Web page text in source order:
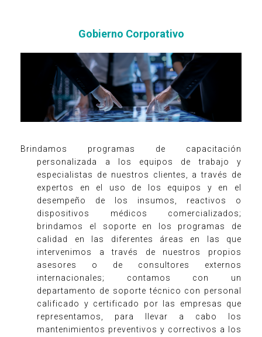
Gobierno Corporativo
Brindamos programas de capacitación
personalizada a los equipos de trabajo y
especialistas de nuestros clientes, a través de
expertos en el uso de los equipos y en el
desempeño de los insumos, reactivos o
dispositivos médicos comercializados;
brindamos el soporte en los programas de
calidad en las diferentes áreas en las que
intervenimos a través de nuestros propios
asesores o de consultores externos
internacionales; contamos con un
departamento de soporte técnico con personal
calificado y certificado por las empresas que
representamos, para llevar a cabo los
mantenimientos preventivos y correctivos a los